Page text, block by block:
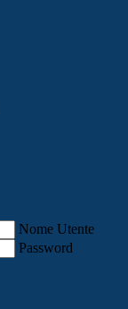
Nome Utente
Password